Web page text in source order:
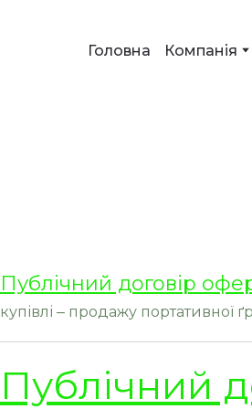
Головна Компанія
Публічний договір
купівлі – продажу портативної
Публічний